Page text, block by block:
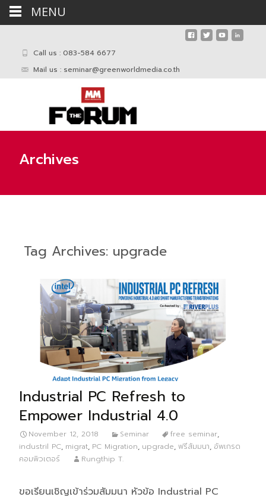
Call us : 083-584 6677
Mail us : seminar@greenworldmedia.co.th
Archives
Tag Archives: upgrade
Industrial PC Refresh to
Empower Industrial 4.0
November 12, 2018 Seminar free seminar,
industril PC, migrat, PC Migration, upgrade, ฟรีสัมมนา, อัพเกรด
คอมพิวเตอร์
Rungthip T.
ขอเรียนเชิญเข้าร่วมสัมมนา หัวข้อ Industrial PC
MENU